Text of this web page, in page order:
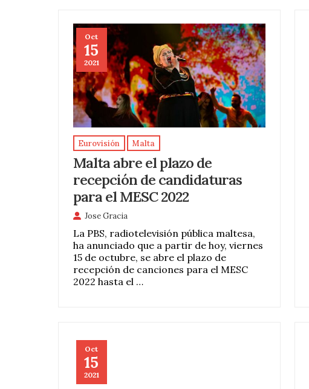
Oct
15
2021
Eurovisión Malta
Malta abre el plazo de
recepción de candidaturas
para el MESC 2022
Jose Gracia
La PBS, radiotelevisión pública maltesa,
ha anunciado que a partir de hoy, viernes
15 de octubre, se abre el plazo de
recepción de canciones para el MESC
2022 hasta el …
Oct
15
2021